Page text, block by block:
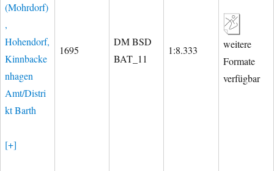
(Mohrdorf)
,
Hohendorf,
Kinnbacke
nhagen
Amt/Distri
kt Barth
[+]
1695
DM BSD
BAT_11
1:8.333
weitere
Formate
verfügbar